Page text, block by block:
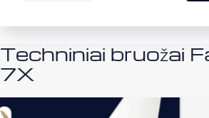
Techniniai bruožai
7X